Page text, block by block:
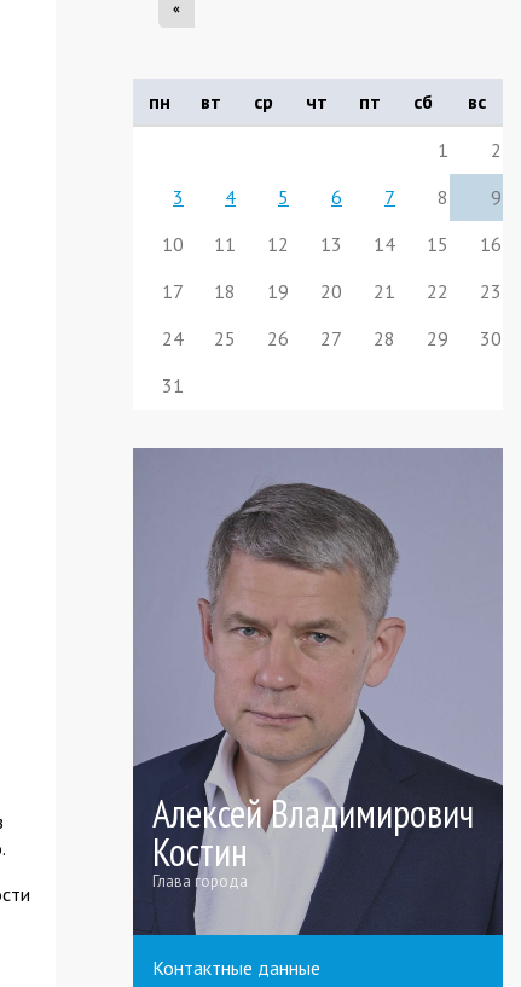
«
пн вт ср чт пт сб
вс
1
2
3
4 5 6 7 8
9
10
11 12 13 14 15
16
17
18 19 20 21 22
23
24
25 26 27 28 29
30
31
Алексей Владимирович
Костин
Глава города
Контактные данные